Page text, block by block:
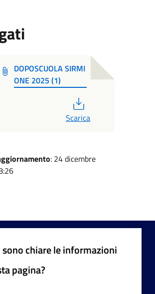
DOPOSCUOLA SIRMI
ONE 2025 (1)
Scarica
: 24 dicembre
sono chiare le informazioni
pagina?